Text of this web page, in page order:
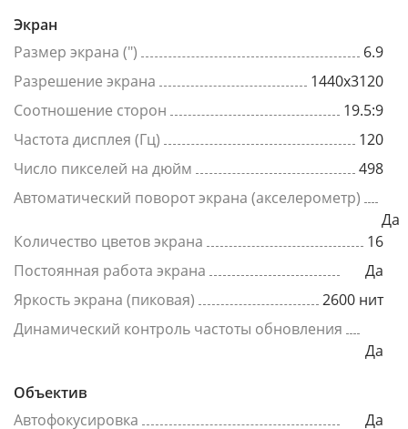
Экран
Размер экрана (")
6.9
Разрешение экрана
1440x3120
Соотношение сторон
19.5:9
Частота дисплея (Гц)
120
Число пикселей на дюйм
498
Автоматический поворот экрана (акселерометр)
Да
Количество цветов экрана
16
Постоянная работа экрана
Да
Яркость экрана (пиковая)
2600 нит
Динамический контроль частоты обновления
Да
Объектив
Автофокусировка
Да